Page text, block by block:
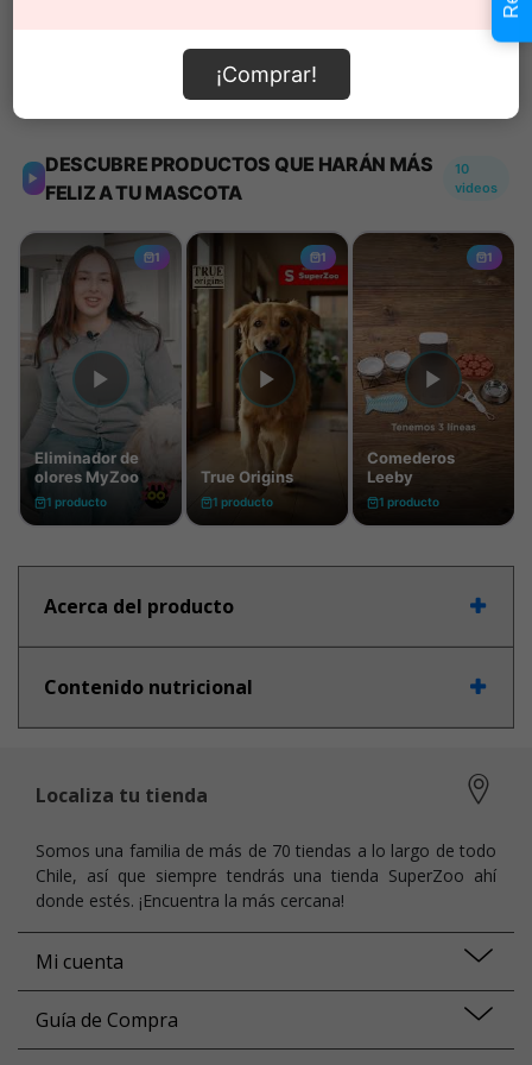
Información de envío
Acerca del producto
Contenido nutricional
¡Comprar!
Localiza tu tienda
Somos una familia de más de 70 tiendas a lo largo de todo
Chile, así que siempre tendrás una tienda SuperZoo ahí
donde estés. ¡Encuentra la más cercana!
Mi cuenta
Guía de Compra